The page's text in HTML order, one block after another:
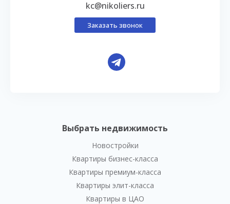
Выбрать недвижимость
Новостройки
Квартиры бизнес-класса
Квартиры премиум-класса
Квартиры элит-класса
Квартиры в ЦАО
kc@nikoliers.ru
Заказать звонок